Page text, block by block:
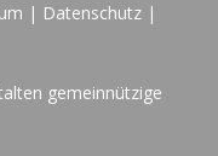
| Datenschutz |
gemeinnützige